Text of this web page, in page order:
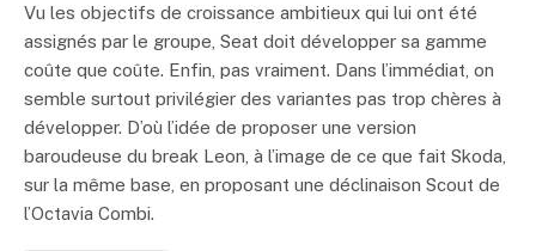
Vu les objectifs de croissance ambitieux qui lui ont été
assignés par le groupe, Seat doit développer sa gamme
coûte que coûte. Enfin, pas vraiment. Dans l’immédiat, on
semble surtout privilégier des variantes pas trop chères à
développer. D’où l’idée de proposer une version
baroudeuse du break Leon, à l’image de ce que fait Skoda,
sur la même base, en proposant une déclinaison Scout de
l’Octavia Combi.